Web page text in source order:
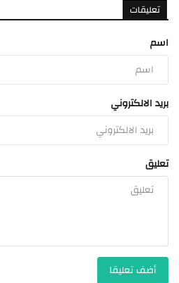
تعليقات
اسم
بريد الالكتروني
تعليق
أضف تعليقا